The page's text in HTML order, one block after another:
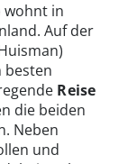
wohnt in
Auf der
besten
Reise
die beiden
Neben
und